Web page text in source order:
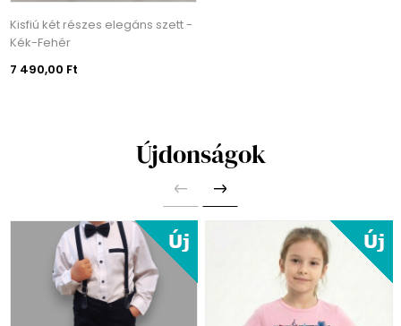
Kisfiú két részes elegáns szett -
Kék-Fehér
7 490,00 Ft
Újdonságok